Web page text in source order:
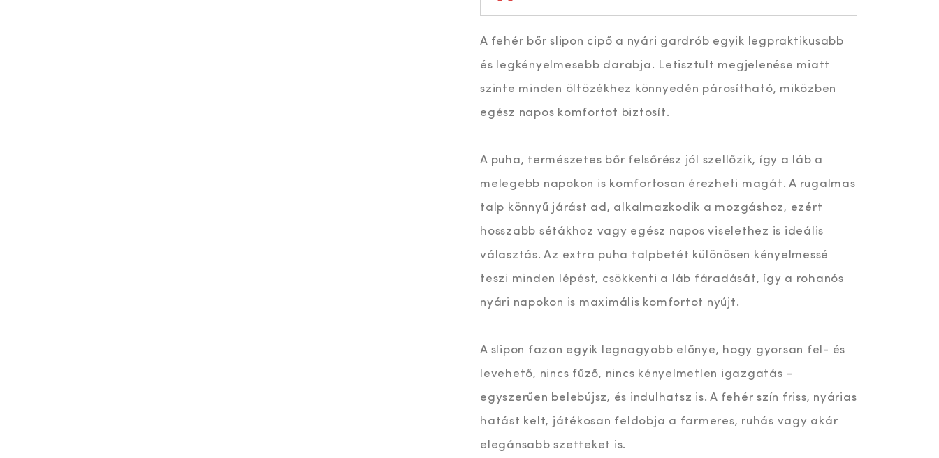
A fehér bőr slipon cipő a nyári gardrób egyik legpraktikusabb
és legkényelmesebb darabja. Letisztult megjelenése miatt
szinte minden öltözékhez könnyedén párosítható, miközben
egész napos komfortot biztosít.
A puha, természetes bőr felsőrész jól szellőzik, így a láb a
melegebb napokon is komfortosan érezheti magát. A rugalmas
talp könnyű járást ad, alkalmazkodik a mozgáshoz, ezért
hosszabb sétákhoz vagy egész napos viselethez is ideális
választás. Az extra puha talpbetét különösen kényelmessé
teszi minden lépést, csökkenti a láb fáradását, így a rohanós
nyári napokon is maximális komfortot nyújt.
A slipon fazon egyik legnagyobb előnye, hogy gyorsan fel- és
levehető, nincs fűző, nincs kényelmetlen igazgatás –
egyszerűen belebújsz, és indulhatsz is. A fehér szín friss, nyárias
hatást kelt, játékosan feldobja a farmeres, ruhás vagy akár
elegánsabb szetteket is.